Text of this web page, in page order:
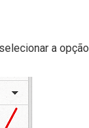
a opção